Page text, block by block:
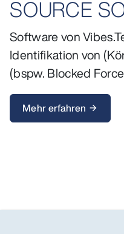
SOURCE
Software von
Identifikation von
(bspw. Blocked
Mehr erfahren arrow_forward